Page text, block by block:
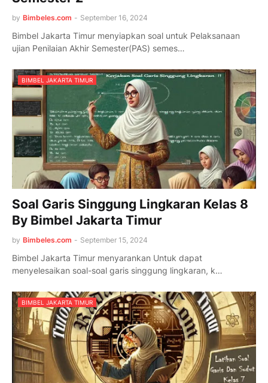
by Bimbeles.com - September 16, 2024
Bimbel Jakarta Timur menyiapkan soal untuk Pelaksanaan
ujian Penilaian Akhir Semester(PAS) semes…
BIMBEL JAKARTA TIMUR
Soal Garis Singgung Lingkaran Kelas 8
By Bimbel Jakarta Timur
by Bimbeles.com - September 15, 2024
Bimbel Jakarta Timur menyarankan Untuk dapat
menyelesaikan soal-soal garis singgung lingkaran, k…
BIMBEL JAKARTA TIMUR